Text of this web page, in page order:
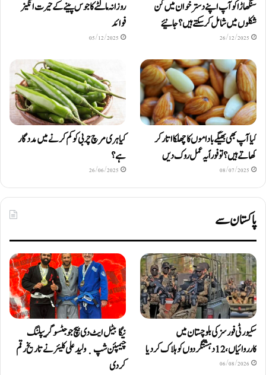
سنگھاڑا کو آپ اپنے دستر خوان میں کن
شکلوں میں شامل کرسکتے ہیں ؟ جانیئے
26/12/2025
روزانہ مالٹے کا جوس پینے کے حیرت انگیز
فوائد
05/12/2025
کیا آپ بھی بھیگے باداموں کا چھلکا اتار کر
کھاتے ہیں؟ تو فوراً یہ عمل روک دیں
08/07/2025
کیا ہری مرچ چربی کو کم کرنے میں مددگار
ہے؟
26/06/2025
پاکستان سے
سکیورٹی فورسز کی بلوچستان میں
کارروائیاں، 12 دہشتگردوں کو ہلاک کردیا
06/08/2026
نیگا بیٹل ایٹ دی بیچ جوجٹسو گریپلنگ
چیمپئن شپ ٜ ولید علی کلیئر نے تاریخ رقم
کر دی